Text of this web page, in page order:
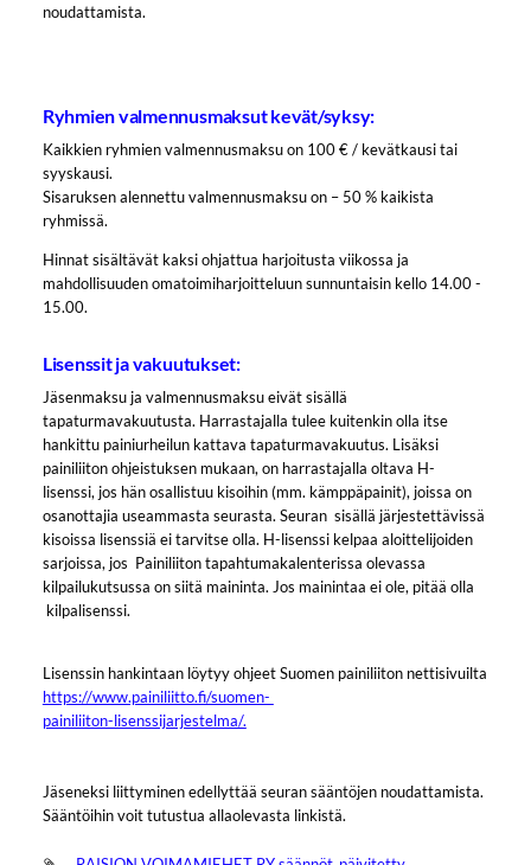
noudattamista.
Ryhmien valmennusmaksut kevät/syksy:
Kaikkien ryhmien valmennusmaksu on 100 € / kevätkausi tai
syyskausi.
Sisaruksen alennettu valmennusmaksu on – 50 % kaikista
ryhmissä.
Hinnat sisältävät kaksi ohjattua harjoitusta viikossa ja
mahdollisuuden omatoimiharjoitteluun sunnuntaisin kello 14.00 -
15.00.
Lisenssit ja vakuutukset:
Jäsenmaksu ja valmennusmaksu eivät sisällä
tapaturmavakuutusta. Harrastajalla tulee kuitenkin olla itse
hankittu painiurheilun kattava tapaturmavakuutus. Lisäksi
painiliiton ohjeistuksen mukaan, on harrastajalla oltava H-
lisenssi, jos hän osallistuu kisoihin (mm. kämppäpainit), joissa on
osanottajia useammasta seurasta. Seuran sisällä järjestettävissä
kisoissa lisenssiä ei tarvitse olla. H-lisenssi kelpaa aloittelijoiden
sarjoissa, jos Painiliiton tapahtumakalenterissa olevassa
kilpailukutsussa on siitä maininta. Jos mainintaa ei ole, pitää olla
kilpalisenssi.
Lisenssin hankintaan löytyy ohjeet Suomen painiliiton nettisivuilta
https://www.painiliitto.fi/suomen-
painiliiton-lisenssijarjestelma/.
Jäseneksi liittyminen edellyttää seuran sääntöjen noudattamista.
Sääntöihin voit tutustua allaolevasta linkistä.